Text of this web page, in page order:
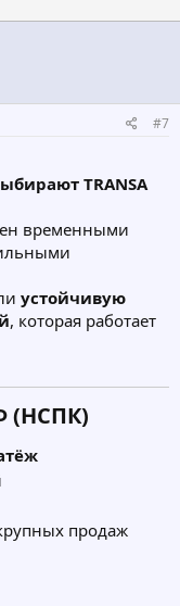
#7
TRANSA
временными
устойчивую
, которая работает
(НСПК)​
продаж